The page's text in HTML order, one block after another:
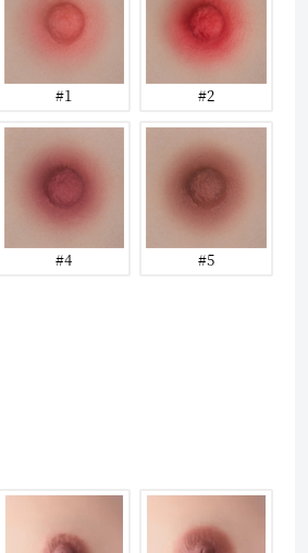
#1 #2
#4 #5